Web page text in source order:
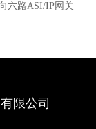
六路ASI/IP网关
限公司